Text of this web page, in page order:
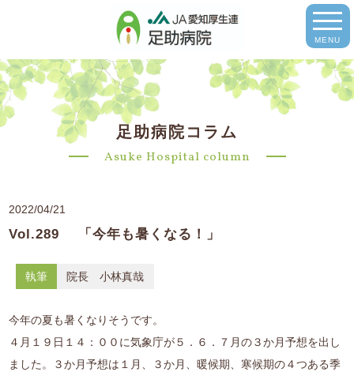
MENU
足助病院コラム
Asuke Hospital column
2022/04/21
Vol.289 「今年も暑くなる！」
執筆 院長 小林真哉
今年の夏も暑くなりそうです。
４月１９日１４：００に気象庁が５．６．７月の３か月予想を出し
ました。３か月予想は１月、３か月、暖候期、寒候期の４つある季